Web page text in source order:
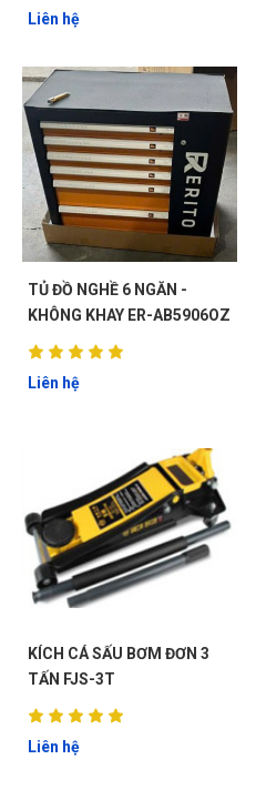
Liên hệ
TỦ ĐỒ NGHỀ 6 NGĂN -
KHÔNG KHAY ER-AB5906OZ
Liên hệ
KÍCH CÁ SẤU BƠM ĐƠN 3
TẤN FJS-3T
Liên hệ